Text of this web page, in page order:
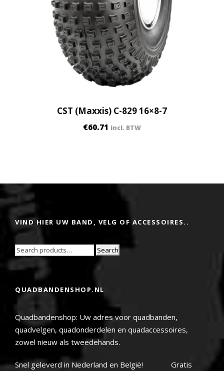
CST (Maxxis) C-829 16×8-7
€60.71 incl. BTW
VIND HIER UW BAND, VELG OF ACCESSOIRES..
Search
QUADBANDENSHOP.NL
Quadbandenshop: Uw adres voor quadbanden,
quadvelgen, quadonderdelen en quadaccessoires,
zowel nieuw als tweedehands.
Snel geleverd in Nederland en België! Gratis